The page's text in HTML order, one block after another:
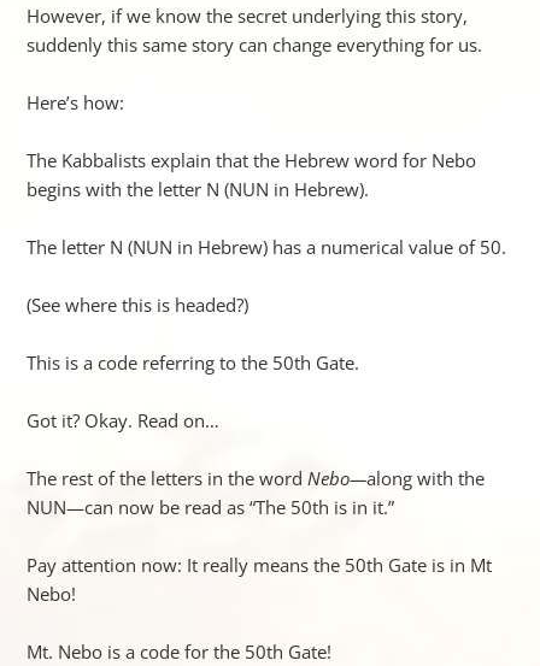
However, if we know the secret underlying this story,
suddenly this same story can change everything for us.
Here’s how:
The Kabbalists explain that the Hebrew word for Nebo
begins with the letter N (NUN in Hebrew).
The letter N (NUN in Hebrew) has a numerical value of 50.
(See where this is headed?)
This is a code referring to the 50th Gate.
Got it? Okay. Read on…
The rest of the letters in the word Nebo—along with the
NUN—can now be read as “The 50th is in it.”
Pay attention now: It really means the 50th Gate is in Mt
Nebo!
Mt. Nebo is a code for the 50th Gate!